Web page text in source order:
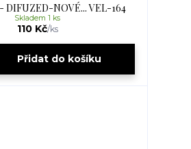
NOVÉ... VEL-164
110 Kč/ks
Skladem 1 ks
Přidat do košíku